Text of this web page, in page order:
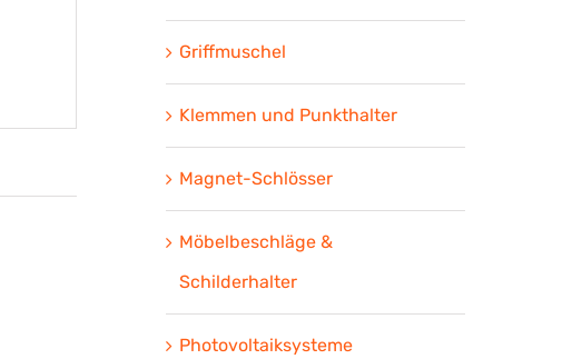
Griffmuschel
Klemmen und Punkthalter
Magnet-Schlösser
Möbelbeschläge &
Schilderhalter
Photovoltaiksysteme